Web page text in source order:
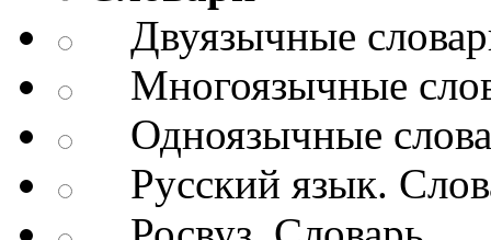
Двуязычные
Многоязычные
Одноязычные
Русский язык.